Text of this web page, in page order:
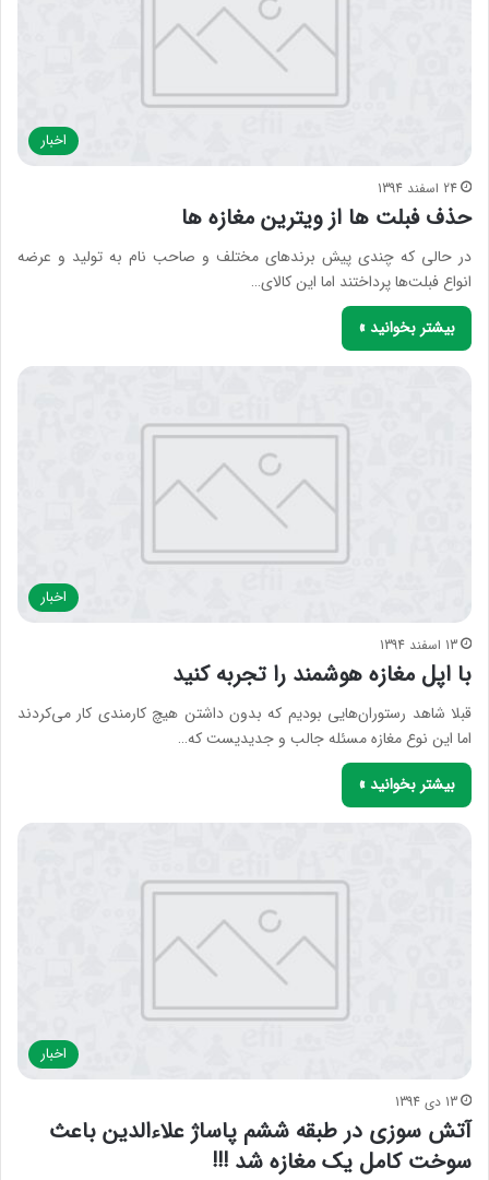
اخبار
24 اسفند 1394
حذف فبلت ها از ویترین مغازه ها
در حالی که چندی پیش برندهای مختلف و صاحب نام به تولید و عرضه
انواع فبلت‌ها پرداختند اما این کالای…
بیشتر بخوانید »
اخبار
13 اسفند 1394
با اپل مغازه هوشمند را تجربه کنید
قبلا شاهد رستوران‌هایی بودیم که بدون داشتن هیچ کارمندی کار می‌کردند
اما این نوع مغازه مسئله جالب و جدیدیست که…
بیشتر بخوانید »
اخبار
13 دی 1394
آتش سوزی در طبقه ششم پاساژ علاءالدین باعث
سوخت کامل یک مغازه شد !!!